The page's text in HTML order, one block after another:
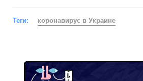
Теги: коронавирус в Украине